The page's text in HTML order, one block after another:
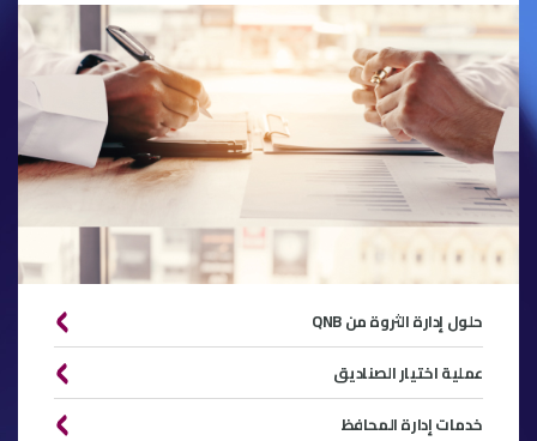
حلول إدارة الثروة من QNB
عملية اختيار الصناديق
خدمات إدارة المحافظ